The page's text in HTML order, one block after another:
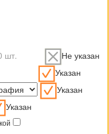
Не указан
Указан
Указан
Указан